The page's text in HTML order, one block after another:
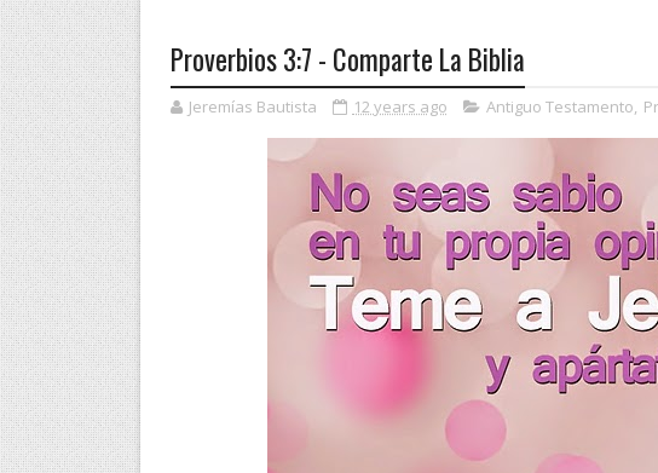
Proverbios 3:7 - Comparte La Biblia
Jeremías Bautista 12 years ago Antiguo Testamento,